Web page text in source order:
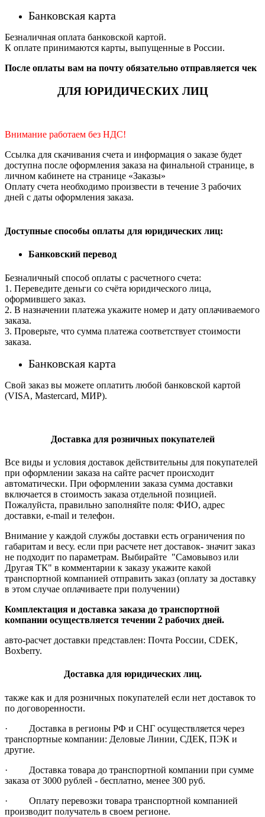
Банковская карта
Безналичная оплата банковской картой.
К оплате принимаются карты, выпущенные в России.
После оплаты вам на почту обязательно отправляется чек
ДЛЯ ЮРИДИЧЕСКИХ ЛИЦ
Внимание работаем без НДС!
Ссылка для скачивания счета и информация о заказе будет
доступна после оформления заказа на финальной странице, в
личном кабинете на странице «Заказы»
Оплату счета необходимо произвести в течение 3 рабочих
дней с даты оформления заказа.
Доступные способы оплаты для юридических лиц:
Банковский перевод
Безналичный способ оплаты с расчетного счета:
1. Переведите деньги со счёта юридического лица,
оформившего заказ.
2. В назначении платежа укажите номер и дату оплачиваемого
заказа.
3. Проверьте, что сумма платежа соответствует стоимости
заказа.
Банковская карта
Свой заказ вы можете оплатить любой банковской картой
(VISA, Mastercard, МИР).
Доставка для розничных покупателей
Все виды и условия доставок действительны для покупателей
при оформлении заказа на сайте расчет происходит
автоматически. При оформлении заказа сумма доставки
включается в стоимость заказа отдельной позицией.
Пожалуйста, правильно заполняйте поля: ФИО, адрес
доставки, e-mail и телефон.
Внимание у каждой службы доставки есть ограничения по
габаритам и весу. если при расчете нет доставок- значит заказ
не подходит по параметрам. Выбирайте "Самовывоз или
Другая ТК" в комментарии к заказу укажите какой
транспортной компанией отправить заказ (оплату за доставку
в этом случае оплачиваете при получении)
Комплектация и доставка заказа до транспортной
компании осуществляется течении 2 рабочих дней.
авто-расчет доставки представлен: Почта России, CDEK,
Boxberry.
Доставка для юридических лиц.
также как и для розничных покупателей если нет доставок то
по договоренности.
· Доставка в регионы РФ и СНГ осуществляется через
транспортные компании: Деловые Линии, СДЕК, ПЭК и
другие.
· Доставка товара до транспортной компании при сумме
заказа от 3000 рублей - бесплатно, менее 300 руб.
· Оплату перевозки товара транспортной компанией
производит получатель в своем регионе.